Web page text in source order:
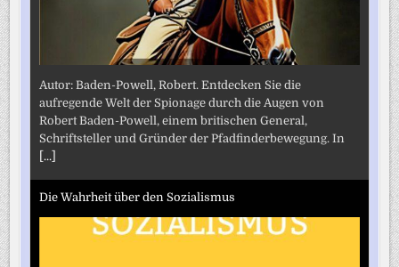
Autor: Baden-Powell, Robert. Entdecken Sie die
aufregende Welt der Spionage durch die Augen von
Robert Baden-Powell, einem britischen General,
Schriftsteller und Gründer der Pfadfinderbewegung. In
[...]
Die Wahrheit über den Sozialismus